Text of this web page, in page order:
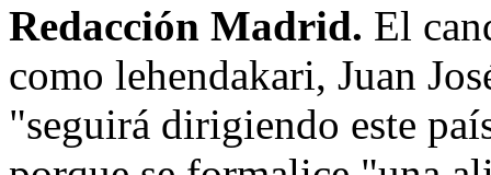
Redacción Madrid. El
como lehendakari, Juan
"seguirá dirigiendo este